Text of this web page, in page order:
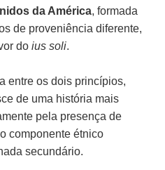
da América, formada
de proveniência diferente,
doius soli.
entre os dois princípios,
de uma história mais
pela presença de
componente étnico
secundário.